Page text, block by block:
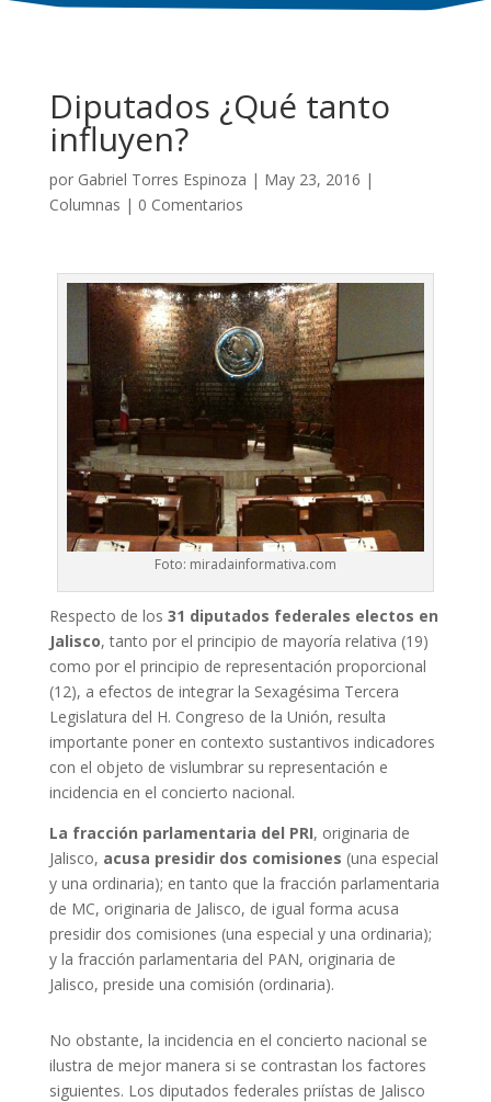
Diputados ¿Qué tanto
influyen?
por Gabriel Torres Espinoza | May 23, 2016 |
Columnas | 0 Comentarios
Foto: miradainformativa.com
Respecto de los 31 diputados federales electos en
Jalisco, tanto por el principio de mayoría relativa (19)
como por el principio de representación proporcional
(12), a efectos de integrar la Sexagésima Tercera
Legislatura del H. Congreso de la Unión, resulta
importante poner en contexto sustantivos indicadores
con el objeto de vislumbrar su representación e
incidencia en el concierto nacional.
La fracción parlamentaria del PRI, originaria de
Jalisco, acusa presidir dos comisiones (una especial
y una ordinaria); en tanto que la fracción parlamentaria
de MC, originaria de Jalisco, de igual forma acusa
presidir dos comisiones (una especial y una ordinaria);
y la fracción parlamentaria del PAN, originaria de
Jalisco, preside una comisión (ordinaria).
No obstante, la incidencia en el concierto nacional se
ilustra de mejor manera si se contrastan los factores
siguientes. Los diputados federales priístas de Jalisco